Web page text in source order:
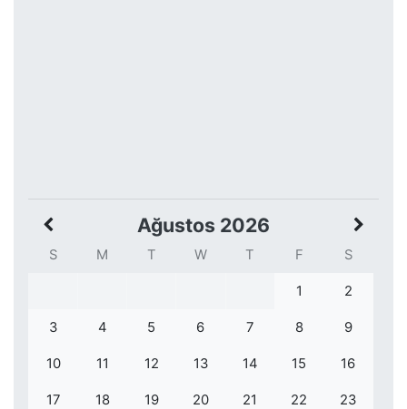
Ağustos 2026
S M T W T F S
1 2
3 4 5 6 7 8 9
10 11 12 13 14 15 16
17 18 19 20 21 22 23